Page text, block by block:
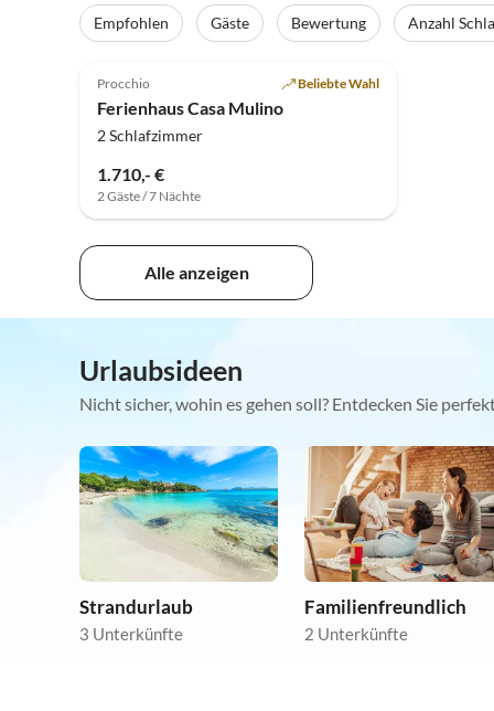
Empfohlen Gäste Bewertung Anzahl
Procchio Beliebte Wahl
Ferienhaus Casa Mulino
2 Schlafzimmer
1.710,- €
2 Gäste / 7 Nächte
Alle anzeigen
Urlaubsideen
Nicht sicher, wohin es gehen soll? Entdecken Sie
Strandurlaub
3 Unterkünfte
Familienfreundlich
2 Unterkünfte